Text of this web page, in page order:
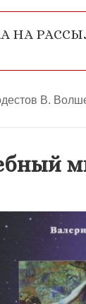
НА
В.